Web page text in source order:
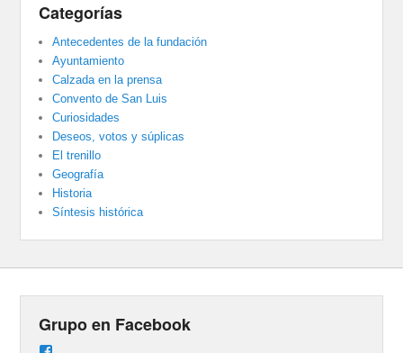
Categorías
Antecedentes de la fundación
Ayuntamiento
Calzada en la prensa
Convento de San Luis
Curiosidades
Deseos, votos y súplicas
El trenillo
Geografía
Historia
Síntesis histórica
Grupo en Facebook